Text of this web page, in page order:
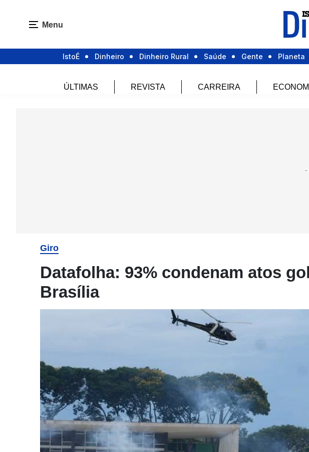
Menu
IstoÉ Dinheiro Dinheiro Rural Saúde Gente Planeta
ÚLTIMAS REVISTA CARREIRA
Giro
Datafolha: 93% condenam atos
Brasília